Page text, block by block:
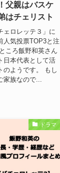
父親はバスケ
はチェリスト
ェロレッテ３」に
人気投票TOP3と注
ころ飯野和英さん
日本代表として活
のようです。 もし
族なので...
ドラマ